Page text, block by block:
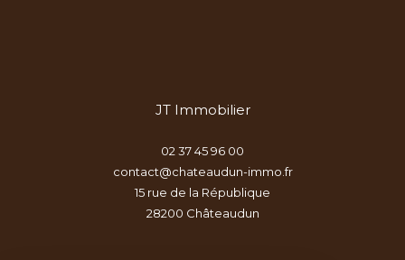
JT Immobilier
02 37 45 96 00
contact@chateaudun-immo.fr
15 rue de la République
28200
châteaudun